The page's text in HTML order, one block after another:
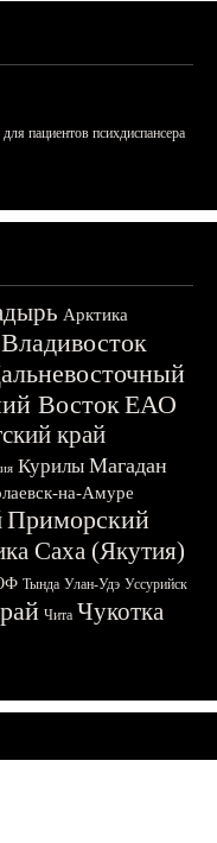
пациентов психдиспансера
Арктика
Владивосток
ВостокЕАО
край
Курилы Магадан
на-Амуре
Приморский
Саха (Якутия)
Тында Улан-Удэ Уссурийск
Чита Чукотка